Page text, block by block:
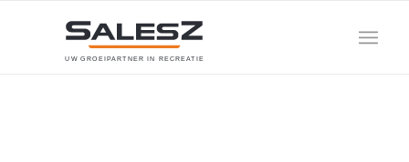
U W G RO E PA RT N E R N R EC R EAT E